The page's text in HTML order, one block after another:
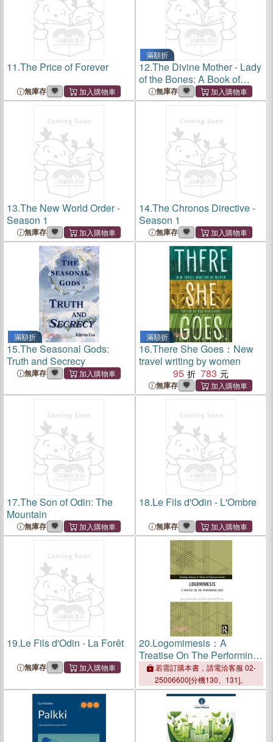
11.The Price of Forever
無庫存
滿額折
12.The Divine Mother - Lady
of the Bones: A Book of
Mysteries, Devotions and
Practices
無庫存
13.The New World Order -
Season 1
無庫存
14.The Chronos Directive -
Season 1
無庫存
滿額折
15.The Seasonal Gods:
Truth and Secrecy
無庫存
滿額折
16.There She Goes：New
travel writing by women
95
783
無庫存
17.The Son of Odin: The
Mountain
無庫存
18.Le Fils d'Odin - L'Ombre
無庫存
19.Le Fils d'Odin - La Forêt
無庫存
20.Logomimesis：A
Treatise On The Performing
Body若需訂購本書，請電洽客服 02-
25006600[分機130、131]。